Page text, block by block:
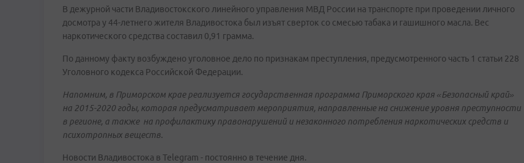
В дежурной части Владивостокского линейного управления МВД России на транспорте при проведении личного
досмотра у 44-летнего жителя Владивостока был изъят сверток со смесью табака и гашишного масла. Вес
наркотического средства составил 0,91 грамма.
По данному факту возбуждено уголовное дело по признакам преступления, предусмотренного часть 1 статьи 228
Уголовного кодекса Российской Федерации.
Напомним, в Приморском крае реализуется государственная программа Приморского края «Безопасный край»
на 2015-2020 годы, которая предусматривает мероприятия, направленные на снижение уровня преступности
в регионе, а также на профилактику правонарушений и незаконного потребления наркотических средств и
психотропных веществ.
Новости Владивостока в Telegram - постоянно в течение дня.